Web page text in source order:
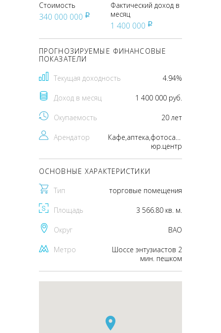
Стоимость
340 000 000 pуб
Фактический доход в
месяц
1 400 000 pуб
ПРОГНОЗИРУЕМЫЕ ФИНАНСОВЫЕ
ПОКАЗАТЕЛИ
Текущая доходность 4.94%
Доход в месяц 1 400 000 руб.
Окупаемость 20 лет
Арендатор
Кафе,аптека,фотосалон,
юр.центр
ОСНОВНЫЕ ХАРАКТЕРИСТИКИ
Тип торговые помещения
Площадь 3 566.80 кв. м.
Округ ВАО
Метро
Шоссе энтузиастов 2
мин. пешком